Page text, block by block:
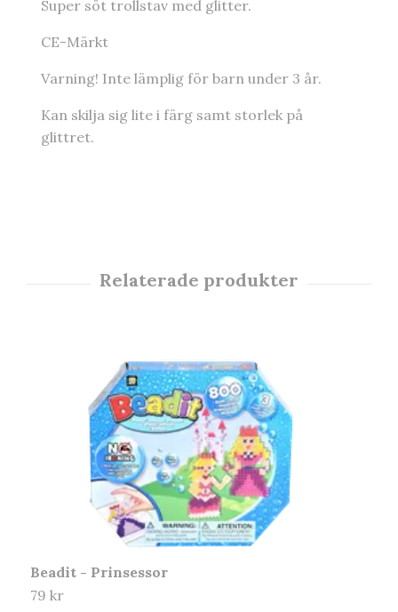
Super söt trollstav med glitter.
CE-Märkt
Varning! Inte lämplig för barn under 3 år.
Kan skilja sig lite i färg samt storlek på
glittret.
Beadit - Prinsessor
79 kr